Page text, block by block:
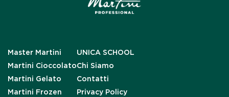
Master Martini
Martini Cioccolato
Martini Gelato
Martini Frozen
UNICA SCHOOL
Chi Siamo
Contatti
Privacy Policy